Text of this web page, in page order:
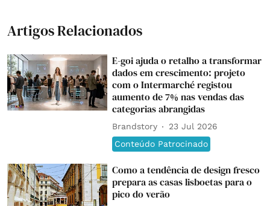
Artigos Relacionados
E-goi ajuda o retalho a transformar
dados em crescimento: projeto
com o Intermarché registou
aumento de 7% nas vendas das
categorias abrangidas
Brandstory
23 Jul 2026
Conteúdo Patrocinado
Como a tendência de design fresco
prepara as casas lisboetas para o
pico do verão